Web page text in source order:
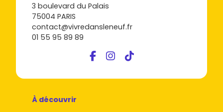
3 boulevard du Palais
75004 PARIS
contact@vivredansleneuf.fr
01 55 95 89 89
À découvrir